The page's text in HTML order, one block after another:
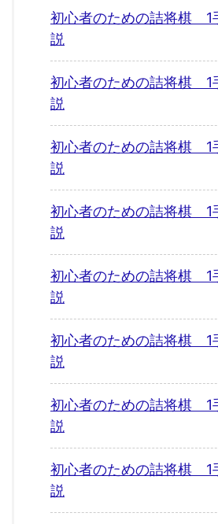
初心者のための詰将棋
説
初心者のための詰将棋
説
初心者のための詰将棋
説
初心者のための詰将棋
説
初心者のための詰将棋
説
初心者のための詰将棋
説
初心者のための詰将棋
説
初心者のための詰将棋
説